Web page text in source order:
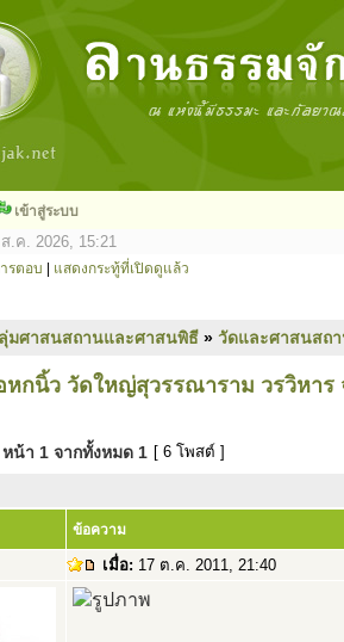
เข้าสู่ระบบ
.ค. 2026, 15:21
รตอบ แสดงกระทู้ที่เปิดดูแล้ว
มศาสนสถานและศาสนพิธี » วัดและศาสนสถ
หกนิ้ว วัดใหญ่สุวรรณาราม วรวิหาร
หน้า 1 จากทั้งหมด 1 [ 6 โพสต์ ]
ข้อความ
เมื่อ: 17 ต.ค. 2011, 21:40